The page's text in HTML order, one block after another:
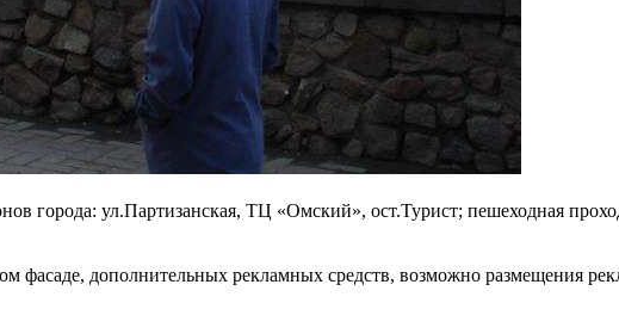
города: ул.Партизанская, ТЦ «Омский», ост.Турист; пешеходная
фасаде, дополнительных рекламных средств, возможно размещения